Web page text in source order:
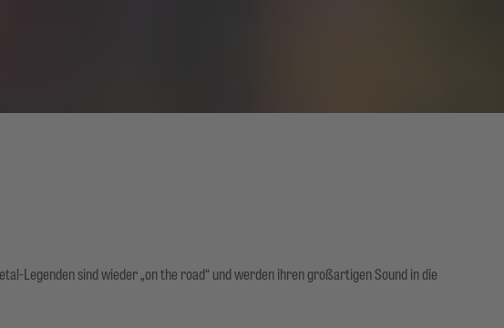
Legenden sind wieder „on the road“ und werden ihren großartigen Sound in die